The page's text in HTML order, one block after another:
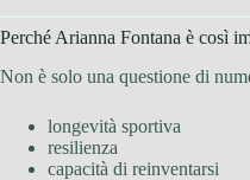
Perché Arianna Fontana è così
Non è solo una questione di
longevità sportiva
resilienza
capacità di reinventarsi